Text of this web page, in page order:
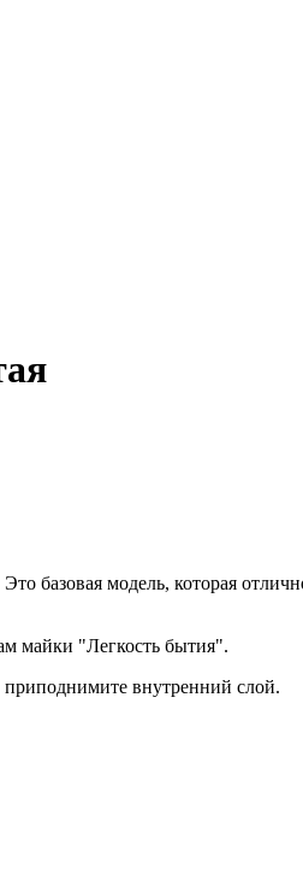
базовая модель, которая
майки "Легкость бытия".
внутренний слой.